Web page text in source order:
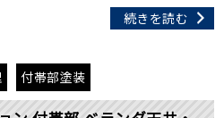
続きを読む
付帯部塗装